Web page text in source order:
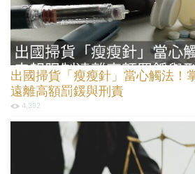
出國掃貨「瘦瘦針」當心觸法！
遠離高額罰鍰與刑責
4,392